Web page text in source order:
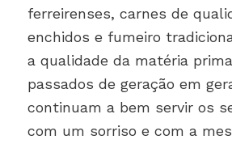
ferreirenses, carnes de
enchidos e fumeiro
a qualidade da matéria
passados de geração em
continuam a bem servir os
com um sorriso e com a